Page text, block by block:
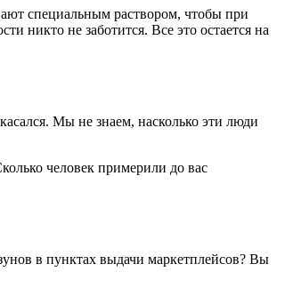
специальным раствором, чтобы при
никто не заботится. Все это остается на
Мы не знаем, насколько эти люди
человек примерили до вас
в пунктах выдачи маркетплейсов? Вы